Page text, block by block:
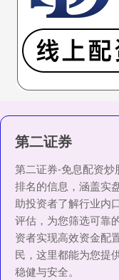
第二证券
第二证券-免息配资
排名的信息，涵盖实
助投资者了解行业内
评估，为您筛选可靠
资者实现高效资金配
民，这里都能为您提
稳健与安全。